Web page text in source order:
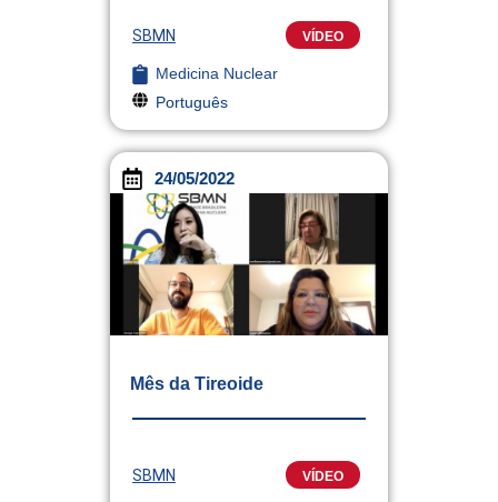
SBMN VÍDEO
Medicina Nuclear
Português
24/05/2022
Mês da Tireoide
SBMN VÍDEO